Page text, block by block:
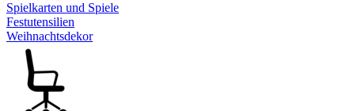
Spielkarten und Spiele
Festutensilien
Weihnachtsdekor